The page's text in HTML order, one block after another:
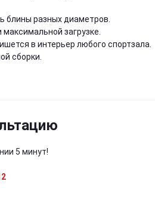
блины разных диаметров.
загрузке.
в интерьер любого спортзала.
сборки.
5 минут!